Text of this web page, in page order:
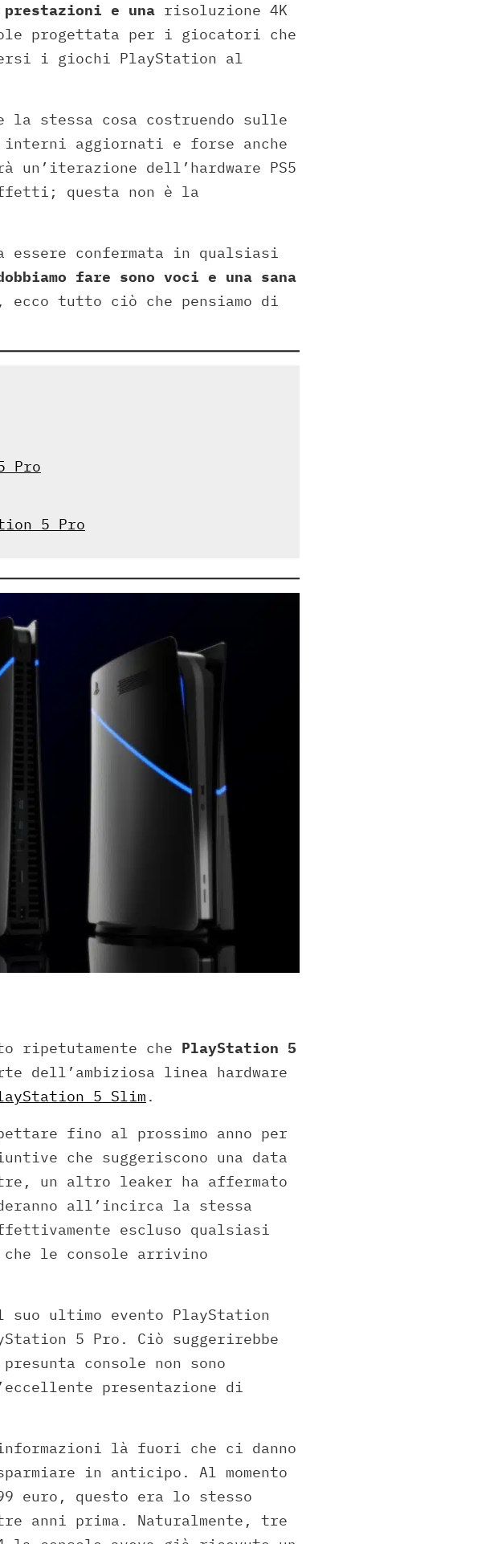
e una risoluzione 4K
progettata per i giocatori che
i giochi PlayStation al
la stessa cosa costruendo sulle
interni aggiornati e forse anche
dell’hardware PS5
questa non è la
essere confermata in qualsiasi
fare sono voci e una sana
ecco tutto ciò che pensiamo di
Pro
5 Pro
ripetutamente che PlayStation 5
dell’ambiziosa linea hardware
5 Slim .
fino al prossimo anno per
che suggeriscono una data
un altro leaker ha affermato
all’incirca la stessa
escluso qualsiasi
che le console arrivino
suo ultimo evento PlayStation
5 Pro. Ciò suggerirebbe
console non sono
presentazione di
là fuori che ci danno
in anticipo. Al momento
euro, questo era lo stesso
anni prima. Naturalmente, tre